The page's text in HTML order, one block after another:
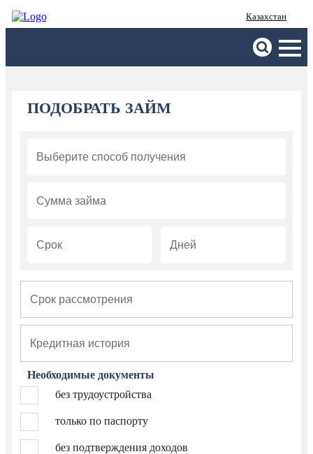
Казахстан
ПОДОБРАТЬ ЗАЙМ
Необходимые документы
без трудоустройства
только по паспорту
без подтверждения доходов